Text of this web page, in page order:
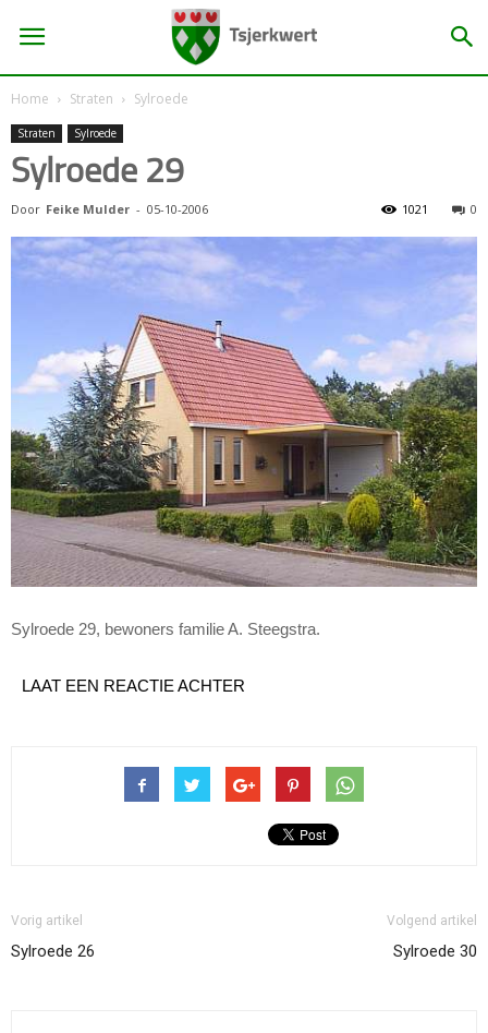
Home Straten Sylroede
Straten Sylroede
Sylroede 29
Door Feike Mulder - 05-10-2006 0
1021
Sylroede 29, bewoners familie A. Steegstra.
LAAT EEN REACTIE ACHTER
Vorig artikel
Sylroede 26
Volgend artikel
Sylroede 30